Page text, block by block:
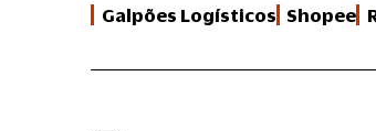
Galpões Logísticos Shopee